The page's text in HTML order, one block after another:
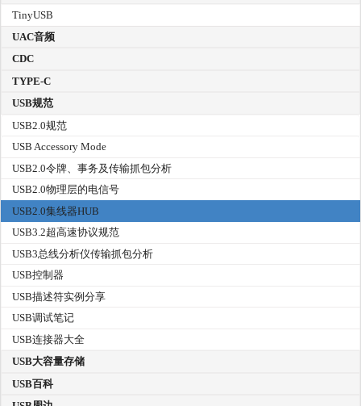
TinyUSB
UAC音频
CDC
TYPE-C
USB规范
USB2.0规范
USB Accessory Mode
USB2.0令牌、事务及传输抓包分析
USB2.0物理层的电信号
USB2.0集线器HUB
USB3.2超高速协议规范
USB3总线分析仪传输抓包分析
USB控制器
USB描述符实例分享
USB调试笔记
USB连接器大全
USB大容量存储
USB百科